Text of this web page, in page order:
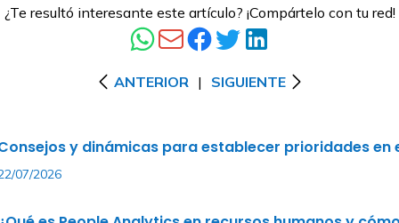
¿Te resultó interesante este artículo? ¡Compártelo con tu red!
ANTERIOR | SIGUIENTE
y dinámicas para establecer prioridades en
07/2026